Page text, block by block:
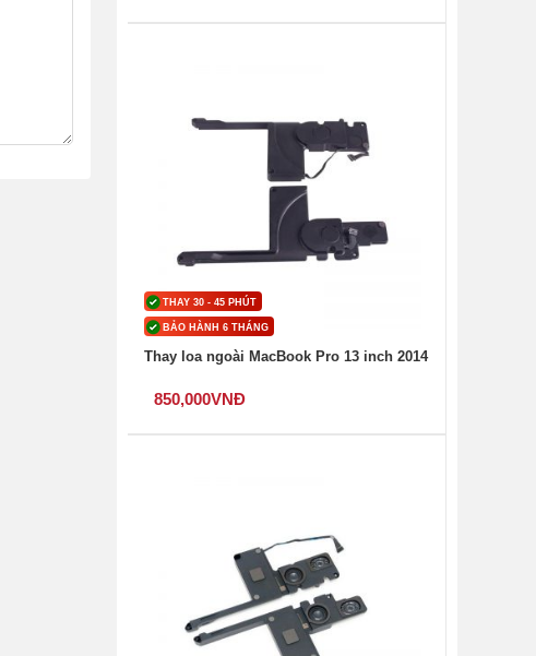
THAY 30 - 45 PHÚT
BẢO HÀNH 6 THÁNG
Thay loa ngoài MacBook Pro 13 inch 2014
850,000VNĐ